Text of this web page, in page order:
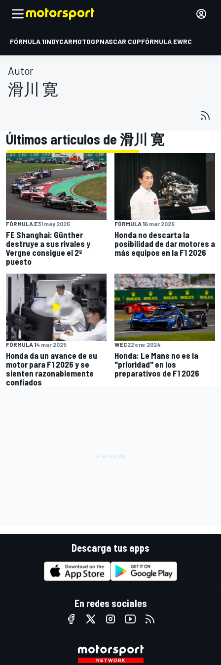
FÓRMULA 1INDYCARMOTOGPNASCAR CUPFÓRMULA EWRC
Autor
滑川 寛
Últimos artículos de 滑川 寛
FÓRMULA E31 may 2025
FE Shanghai: Günther
destruye a sus rivales y
Vergne consigue el 2º
puesto
FÓRMULA 16 mar 2025
Honda no descarta la
posibilidad de dar motores a
más equipos en la F1 2026
FÓRMULA 14 mar 2025
Honda da un avance de su
motor para F1 2026 y se
sienten razonablemente
confiados
WEC22 ene 2024
Honda: Le Mans no es la
"prioridad" en los
preparativos de F1 2026
Descarga tus apps
En redes sociales